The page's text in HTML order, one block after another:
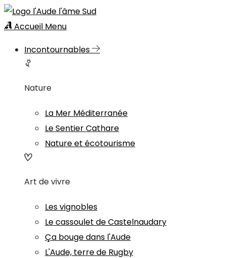
Accueil Menu
Incontournables
Nature
La Mer Méditerranée
Le Sentier Cathare
Nature et écotourisme
Art de vivre
Les vignobles
Le cassoulet de Castelnaudary
Ça bouge dans l'Aude
L'Aude, terre de Rugby